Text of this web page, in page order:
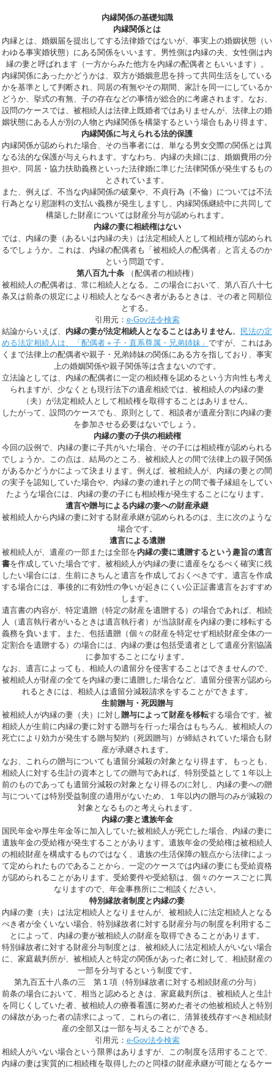
内縁関係の基礎知識
内縁関係とは
内縁とは、婚姻届を提出してする法律婚ではないが、事実上の婚姻状態（い
わゆる事実婚状態）にある関係をいいます。男性側は内縁の夫、女性側は内
縁の妻と呼ばれます（一方からみた他方を内縁の配偶者ともいいます）。
内縁関係にあったかどうかは、双方が婚姻意思を持って共同生活をしている
かを基準として判断され、同居の有無やその期間、家計を同一にしているか
どうか、挙式の有無、子の存在などの事情が総合的に考慮されます。なお、
設問のケースでは、被相続人は法律上既婚者ではありませんが、法律上の婚
姻状態にある人が別の人物と内縁関係を構築するという場合もあり得ます。
内縁関係に与えられる法的保護
内縁関係が認められた場合、その当事者には、単なる男女交際の関係とは異
なる法的な保護が与えられます。すなわち、内縁の夫婦には、婚姻費用の分
担や、同居・協力扶助義務といった法律婚に準じた法律関係が発生するもの
とされています。
また、例えば、不当な内縁関係の破棄や、不貞行為（不倫）については不法
行為となり慰謝料の支払い義務が発生しますし、内縁関係継続中に共同して
構築した財産については財産分与が認められます。
内縁の妻に相続権はない
では、内縁の妻（あるいは内縁の夫）は法定相続人として相続権が認められ
るでしょうか。これは、内縁の配偶者も「被相続人の配偶者」と言えるのか
という問題です。
第八百九十条（配偶者の相続権）
被相続人の配偶者は、常に相続人となる。この場合において、第八百八十七
条又は前条の規定により相続人となるべき者があるときは、その者と同順位
とする。
引用元： e-Gov法令検索
結論からいえば、 内縁の妻が法定相続人となることはありません。 民法の定
める法定相続人は、「配偶者＋子・直系尊属・兄弟姉妹」 ですが、これはあ
くまで法律上の配偶者や親子・兄弟姉妹の関係にある方を指しており、事実
上の婚姻関係や親子関係等は含まないのです。
立法論としては、内縁の配偶者に一定の相続権を認めるという方向性も考え
られますが、少なくとも現行法下の遺産相続では、被相続人の内縁の妻
（夫）が法定相続人として相続権を取得することはありません。
したがって、設問のケースでも、原則として、相談者が遺産分割に内縁の妻
を参加させる必要はないでしょう。
内縁の妻の子供の相続権
今回の設例で、内縁の妻に子共がいた場合、その子には相続権が認められる
でしょうか。この点は、結局のところ、 被相続人との間で法律上の親子関係
があるかどうかによって決まります。例えば、被相続人が、内縁の妻との間
の実子を認知していた場合や、内縁の妻の連れ子との間で養子縁組をしてい
たような場合には、内縁の妻の子にも相続権が発生することになります。
遺言や贈与による内縁の妻への財産承継
被相続人から内縁の妻に対する財産承継が認められるのは、主に次のような
場合です。
遺言による遺贈
被相続人が、遺産の一部または全部を内縁の妻に遺贈するという趣旨の遺言
書を作成していた場合です。被相続人が内縁の妻に遺産をなるべく確実に残
したい場合には、生前にきちんと遺言を作成しておくべきです。遺言を作成
する場合には、事後的に有効性の争いが起きにくい公正証書遺言をおすすめ
します。
遺言書の内容が、特定遺贈（特定の財産を遺贈する）の場合であれば、相続
人（遺言執行者がいるときは遺言執行者）が当該財産を内縁の妻に移転する
義務を負います。また、包括遺贈（個々の財産を特定せず相続財産全体の一
定割合を遺贈する）の場合には、内縁の妻は包括受遺者として遺産分割協議
に参加することになります。
なお、遺言によっても、相続人の遺留分を侵害することはできませんので、
被相続人が財産の全てを内縁の妻に遺贈した場合など、遺留分侵害が認めら
れるときには、相続人は遺留分減殺請求をすることができます。
生前贈与・死因贈与
被相続人が内縁の妻（夫）に対し 贈与によって財産を移転する場合です。被
相続人が生前に内縁の妻に対する贈与を行った場合はもちろん、被相続人の
死亡により効力が発生する贈与契約（死因贈与）が締結されていた場合も財
産が承継されます。
なお、これらの贈与についても遺留分減殺の対象となり得ます。もっとも、
相続人に対する生計の資本としての贈与であれば、特別受益として１年以上
前のものであっても遺留分減殺の対象となり得るのに対し、内縁の妻への贈
与については特別受益制度の適用がないため、１年以内の贈与のみが減殺の
対象となるものと考えられます。
内縁の妻と遺族年金
国民年金や厚生年金等に加入していた被相続人が死亡した場合、内縁の妻に
遺族年金の受給権が発生することがあります。遺族年金の受給権は被相続人
の相続財産を構成するものではなく、遺族の生活保障の観点から法律によっ
て定められたものであることから、一定のケースでは内縁の妻にも受給資格
が認められることがあります。受給要件や受給額は、個々のケースごとに異
なりますので、年金事務所にご相談ください。
特別縁故者制度と内縁の妻
内縁の妻（夫）は法定相続人となりませんが、被相続人に法定相続人となる
べき者が全くいない場合、特別縁故者に対する財産分与の制度を利用するこ
とによって、内縁の妻が被相続人の財産を取得できることがあります。
特別縁故者に対する財産分与制度とは、被相続人に法定相続人がいない場合
に、家庭裁判所が、被相続人と特定の関係があった者に対して、相続財産の
一部を分与するという制度です。
第九百五十八条の三 第１項（特別縁故者に対する相続財産の分与）
前条の場合において、相当と認めるときは、家庭裁判所は、被相続人と生計
を同じくしていた者、被相続人の療養看護に努めた者その他被相続人と特別
の縁故があった者の請求によって、これらの者に、清算後残存すべき相続財
産の全部又は一部を与えることができる。
引用元： e-Gov法令検索
相続人がいない場合という限界はありますが、この制度を活用することで、
内縁の妻は実質的に相続権を取得したのと同様の財産承継が可能となるケー